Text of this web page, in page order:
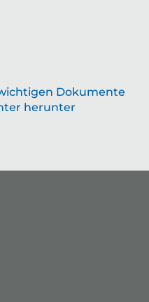
Dokumente
herunter